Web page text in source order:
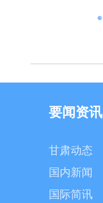
要闻资讯
甘肃动态
国内新闻
国际简讯